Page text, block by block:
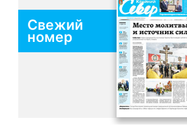
Свежий
номер